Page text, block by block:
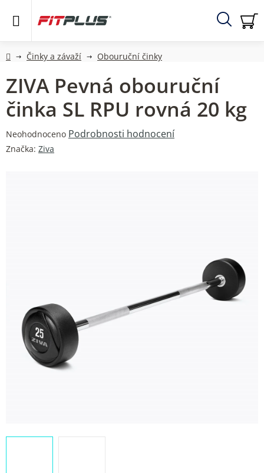
Hledat
DomůČinky a závaží Obouruční činky
ZIVA Pevná obouruční
činka SL RPU rovná 20 kg
Průměrné
hodnocení
Neohodnoceno Podrobnosti hodnocení
Značka: Ziva